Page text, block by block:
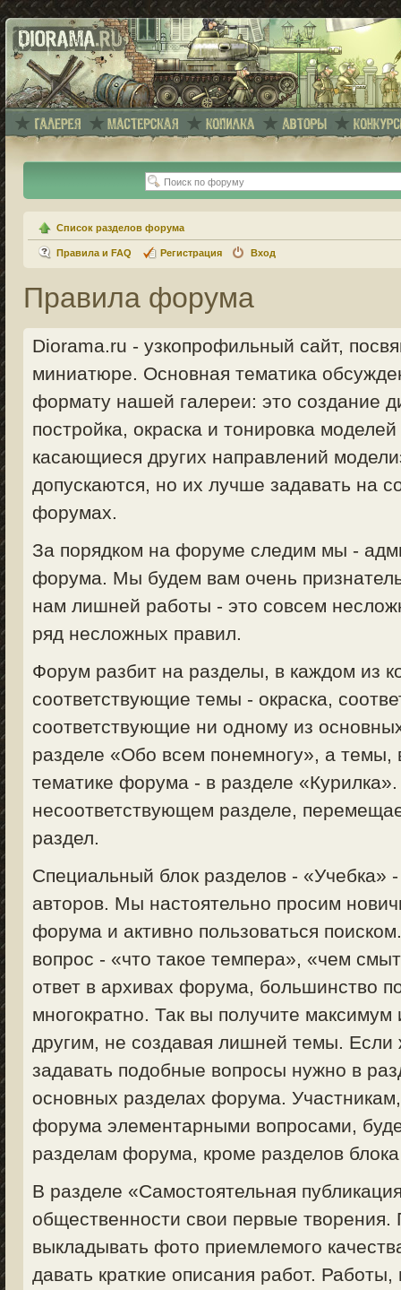
Список разделов форума
Правила и FAQ Регистрация Вход
Правила форума
Diorama.ru - узкопрофильный сайт,
миниатюре. Основная тематика
формату нашей галереи: это создание
постройка, окраска и тонировка
касающиеся других направлений
допускаются, но их лучше задавать на
форумах.
За порядком на форуме следим мы -
форума. Мы будем вам очень
нам лишней работы - это совсем
ряд несложных правил.
Форум разбит на разделы, в каждом из
соответствующие темы - окраска,
соответствующие ни одному из
разделе «Обо всем понемногу», а
тематике форума - в разделе
несоответствующем разделе,
раздел.
Специальный блок разделов -
авторов. Мы настоятельно просим
форума и активно пользоваться
вопрос - «что такое темпера», «чем
ответ в архивах форума, большинство
многократно. Так вы получите
другим, не создавая лишней темы. Если
задавать подобные вопросы нужно в
основных разделах форума.
форума элементарными вопросами,
разделам форума, кроме разделов
В разделе «Самостоятельная
общественности свои первые
выкладывать фото приемлемого
давать краткие описания работ.